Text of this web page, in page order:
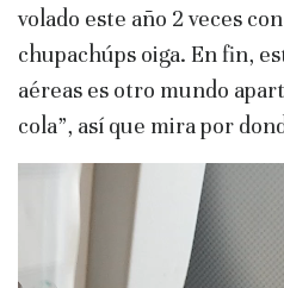
volado este año 2 veces
chupachúps oiga. En fin,
aéreas es otro mundo
cola”, así que mira por
Reproductor